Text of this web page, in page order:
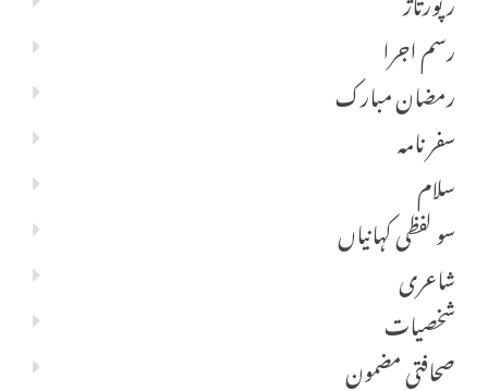
رسم اجرا
رمضان مبارک
سفر نامہ
سلام
سو لفظی کہانیاں
شاعری
شخصیات
صحافتی مضمون